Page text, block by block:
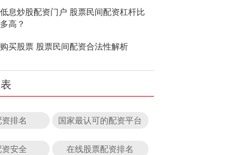
息炒股配资门户 股票民间配资杠杆比
高？
买股票 股票民间配资合法性解析
排名 国家最认可的配资平台
安全 在线股票配资排名